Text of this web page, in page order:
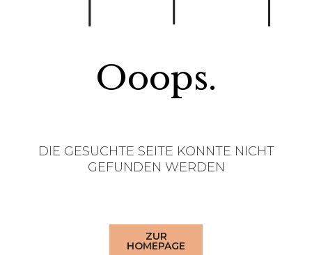
Ooops.
DIE GESUCHTE SEITE KONNTE NICHT
GEFUNDEN WERDEN
ZUR
HOMEPAGE